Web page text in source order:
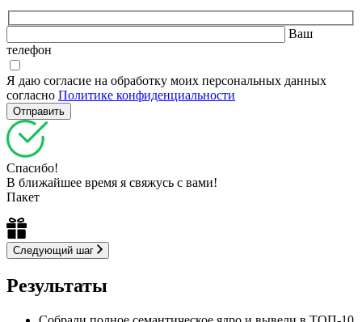
Ваш
телефон
Я даю согласие на обработку моих персональных данных
согласно Политике конфиденциальности
Спасибо!
В ближайшее время я свяжусь с вами!
Пакет
Следующий шаг
Результаты